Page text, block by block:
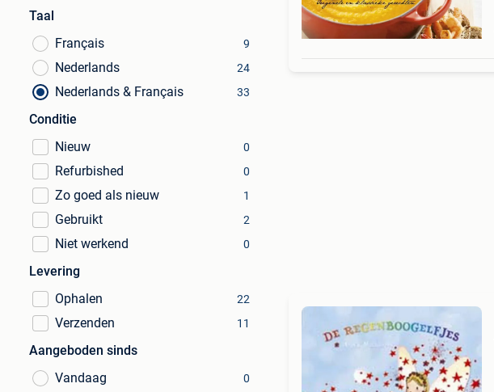
Taal
Français
9
Nederlands 24
Nederlands & Français 33
Conditie
Nieuw
0
Refurbished 0
Zo goed als nieuw 1
Gebruikt 2
Niet werkend 0
Levering
Ophalen
22
Verzenden 11
Aangeboden sinds
Vandaag
0